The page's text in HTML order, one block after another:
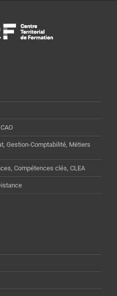
Gestion-Comptabilité, Métiers
Compétences clés, CLEA